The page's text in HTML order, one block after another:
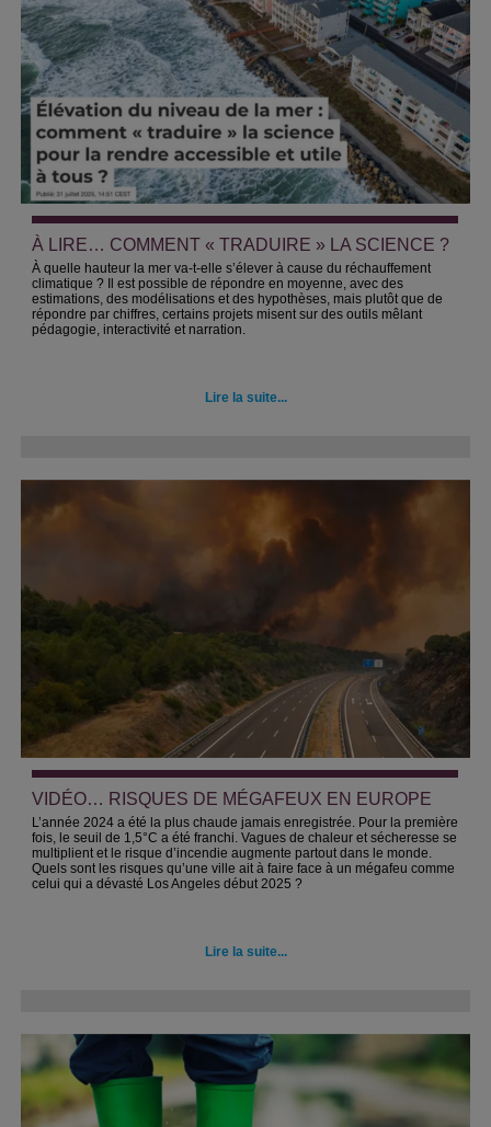
À LIRE… COMMENT « TRADUIRE » LA SCIENCE ?
À quelle hauteur la mer va-t-elle s’élever à cause du réchauffement
climatique ? Il est possible de répondre en moyenne, avec des
estimations, des modélisations et des hypothèses, mais plutôt que de
répondre par chiffres, certains projets misent sur des outils mêlant
pédagogie, interactivité et narration.
Lire la suite...
VIDÉO… RISQUES DE MÉGAFEUX EN EUROPE
L’année 2024 a été la plus chaude jamais enregistrée. Pour la première
fois, le seuil de 1,5°C a été franchi. Vagues de chaleur et sécheresse se
multiplient et le risque d’incendie augmente partout dans le monde.
Quels sont les risques qu’une ville ait à faire face à un mégafeu comme
celui qui a dévasté Los Angeles début 2025 ?
Lire la suite...